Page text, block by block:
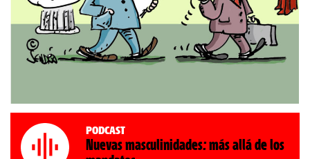
Podcast
Nuevas masculinidades: más allá de los